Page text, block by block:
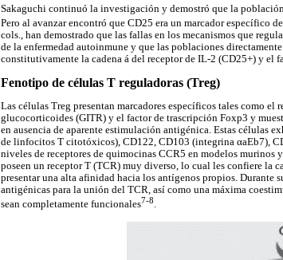
Sakaguchi continuó la investigación y demostró que la
Pero al avanzar encontró que CD25 era un marcador específico
cols., han demostrado que las fallas en los mecanismos que
de la enfermedad autoinmune y que las poblaciones
constitutivamente la cadena á del receptor de IL-2 (CD25+) y el
Fenotipo de células T reguladoras (Treg)
Las células Treg presentan marcadores específicos tales como
glucocorticoides (GITR) y el factor de trascripción Foxp3 y
en ausencia de aparente estimulación antigénica. Estas células
de linfocitos T citotóxicos), CD122, CD103 (integrina αaEb7),
niveles de receptores de quimocinas CCR5 en modelos murinos
poseen un receptor T (TCR) muy diverso, lo cual les confiere la
presentar una alta afinidad hacia los antígenos propios. Durante
antigénicas para la unión del TCR, así como una máxima
sean completamente funcionales7-8.